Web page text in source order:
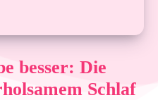
besser: Die
Schlaf